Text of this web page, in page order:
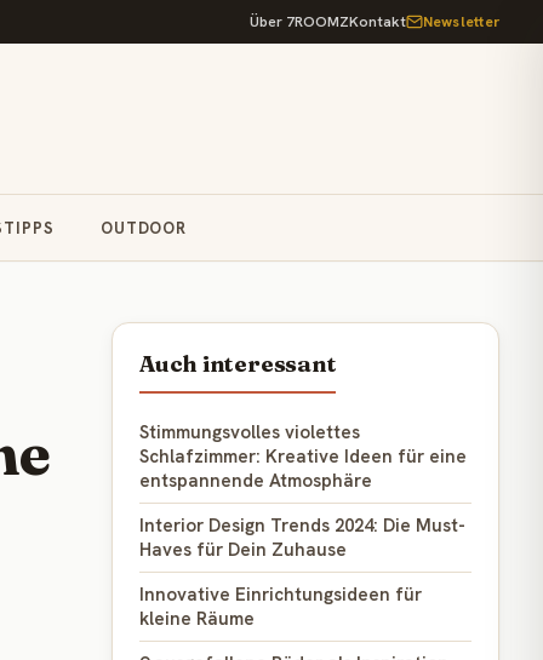
Über 7ROOMZKontakt Newsletter
OUTDOOR
Auch interessant
Stimmungsvolles violettes
Schlafzimmer: Kreative Ideen für eine
entspannende Atmosphäre
Interior Design Trends 2024: Die Must-
Haves für Dein Zuhause
Innovative Einrichtungsideen für
kleine Räume